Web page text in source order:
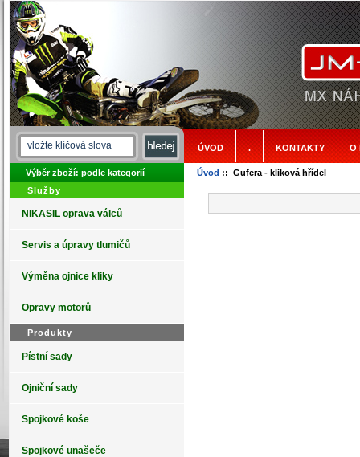
ÚVOD . KONTAKTY O
Výběr zboží: podle kategorií
Služby
NIKASIL oprava válců
Servis a úpravy tlumičů
Výměna ojnice kliky
Opravy motorů
Produkty
Pístní sady
Ojniční sady
Spojkové koše
Spojkové unašeče
Úvod :: Gufera - kliková hřídel